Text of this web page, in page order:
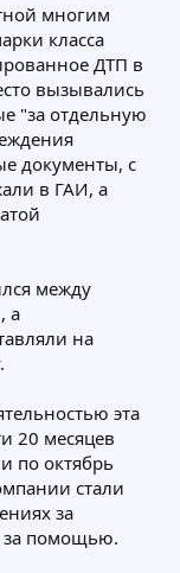
многим
класса
ДТП в
вызывались
"за отдельную
документы, с
в ГАИ, а
между
а
на
эта
20 месяцев
по октябрь
стали
за
за помощью.